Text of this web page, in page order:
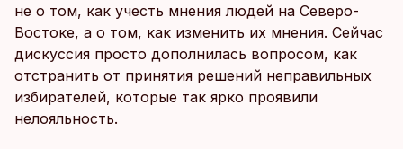
не о том, как учесть мнения людей на Северо-
Востоке, а о том, как изменить их мнения. Сейчас
дискуссия просто дополнилась вопросом, как
отстранить от принятия решений неправильных
избирателей, которые так ярко проявили
нелояльность.